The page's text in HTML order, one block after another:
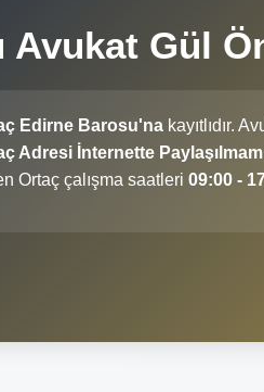
Avukat Gül
Edirne Barosu'na kayıtlıdır.
Adresi İnternette
Ortaç çalışma saatleri 09:00 -